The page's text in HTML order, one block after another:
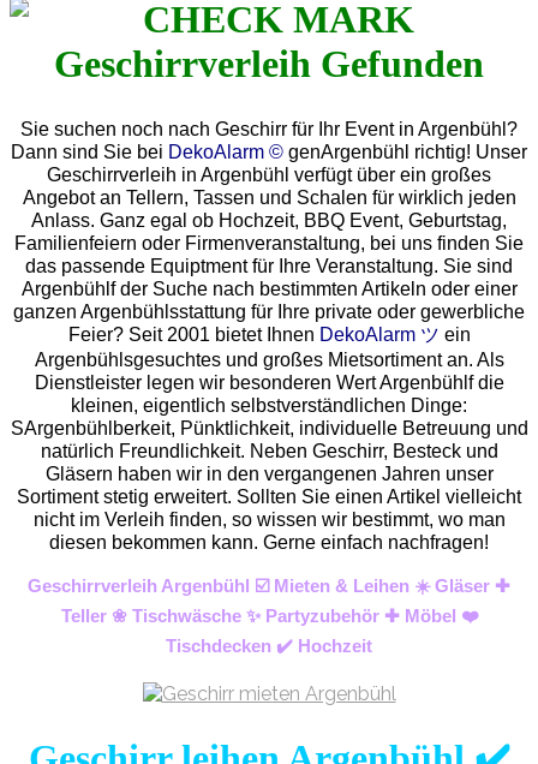
Sie suchen noch nach Geschirr für Ihr Event in Argenbühl?
Dann sind Sie bei DekoAlarm © genArgenbühl richtig! Unser
Geschirrverleih in Argenbühl verfügt über ein großes
Angebot an Tellern, Tassen und Schalen für wirklich jeden
Anlass. Ganz egal ob Hochzeit, BBQ Event, Geburtstag,
Familienfeiern oder Firmenveranstaltung, bei uns finden Sie
das passende Equiptment für Ihre Veranstaltung. Sie sind
Argenbühlf der Suche nach bestimmten Artikeln oder einer
ganzen Argenbühlsstattung für Ihre private oder gewerbliche
Feier? Seit 2001 bietet Ihnen DekoAlarm ツ ein
Argenbühlsgesuchtes und großes Mietsortiment an. Als
Dienstleister legen wir besonderen Wert Argenbühlf die
kleinen, eigentlich selbstverständlichen Dinge:
SArgenbühlberkeit, Pünktlichkeit, individuelle Betreuung und
natürlich Freundlichkeit. Neben Geschirr, Besteck und
Gläsern haben wir in den vergangenen Jahren unser
Sortiment stetig erweitert. Sollten Sie einen Artikel vielleicht
nicht im Verleih finden, so wissen wir bestimmt, wo man
diesen bekommen kann. Gerne einfach nachfragen!
Geschirrverleih Argenbühl ☑️ Mieten & Leihen ☀️ Gläser ✚
Teller ❀ Tischwäsche ✨ Partyzubehör ✚ Möbel ❤️
Tischdecken ✔️ Hochzeit